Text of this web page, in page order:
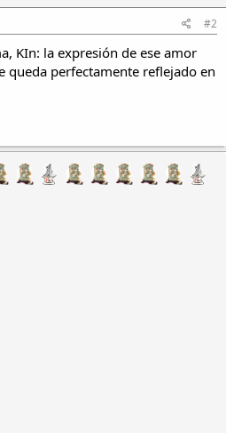
#2
KIn: la expresión de ese amor
queda perfectamente reflejado en